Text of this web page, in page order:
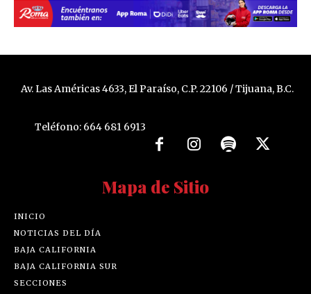
Av. Las Américas 4633, El Paraíso, C.P. 22106 / Tijuana, B.C.
Teléfono: 664 681 6913
Mapa de Sitio
INICIO
NOTICIAS DEL DÍA
BAJA CALIFORNIA
BAJA CALIFORNIA SUR
SECCIONES